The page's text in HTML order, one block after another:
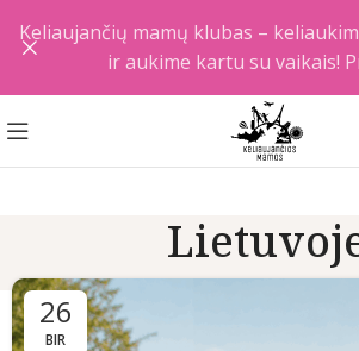
26
BIR
Keliaujančių mamų klubas –
ir aukime kartu su vaikais!